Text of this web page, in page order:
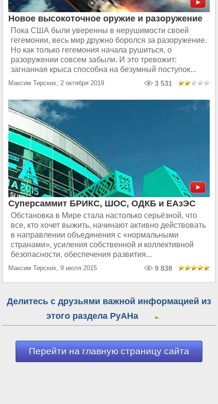
Новое высокоточное оружие и разоружение
Пока США были уверенны в нерушимости своей
гегемонии, весь мир дружно боролся за разоружение.
Но как только гегемония начала рушиться, о
разоружении совсем забыли. И это тревожит:
загнанная крыса способна на безумный поступок...
Максим Тирских, 2 октября 2019 3 531
Суперсаммит БРИКС, ШОС, ОДКБ и ЕАзЭС
Обстановка в Мире стала настолько серьёзной, что
все, кто хочет выжить, начинают активно действовать
в направлении объединения с «нормальными
странами», усиления собственной и коллективной
безопасности, обеспечения развития...
Максим Тирских, 9 июля 2015 9 838
Делитесь с друзьями важной информацией из
этого раздела РуАНа
Перейти на главную страницу сайта